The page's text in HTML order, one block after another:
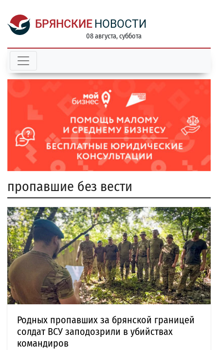
БРЯНСКИЕ НОВОСТИ
08 августа, суббота
пропавшие без вести
Родных пропавших за брянской границей
солдат ВСУ заподозрили в убийствах
командиров